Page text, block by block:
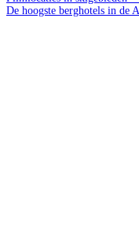
De hoogste berghotels in de